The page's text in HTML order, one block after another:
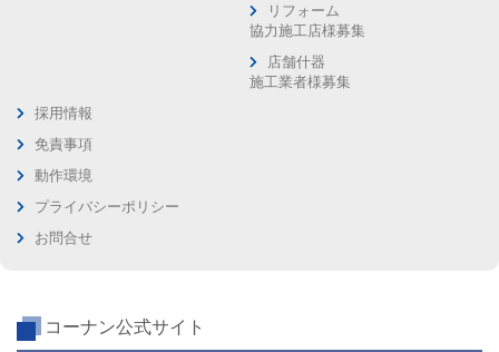
リフォーム
協力施工店様募集
店舗什器
施工業者様募集
採用情報
免責事項
動作環境
プライバシーポリシー
お問合せ
コーナン公式サイト